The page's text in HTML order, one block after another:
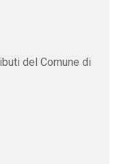
del Comune di